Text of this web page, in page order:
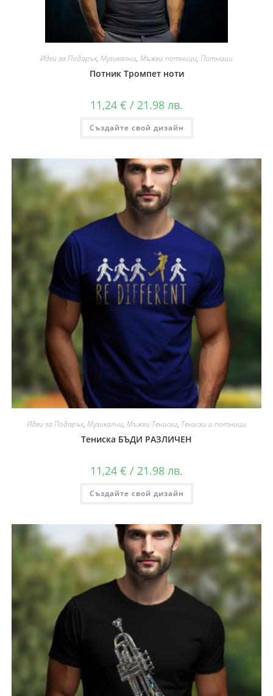
Идеи за Подарък, Музикални, Мъжки потници, Потници
Потник Тромпет ноти
11,24 € / 21.98 лв.
Създайте свой дизайн
Идеи за Подарък, Музикални, Мъжки Тениски, Тениски и потници
Тениска БЪДИ РАЗЛИЧЕН
11,24 € / 21.98 лв.
Създайте свой дизайн